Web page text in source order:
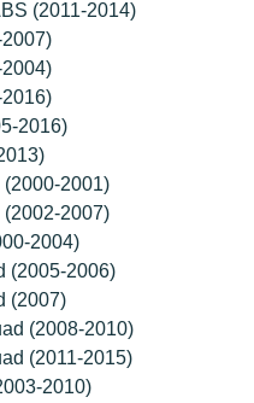
(2011-2014)
2016)
(2000-2001)
(2002-2007)
2004)
(2005-2006)
(2007)
(2008-2010)
(2011-2015)
2010)